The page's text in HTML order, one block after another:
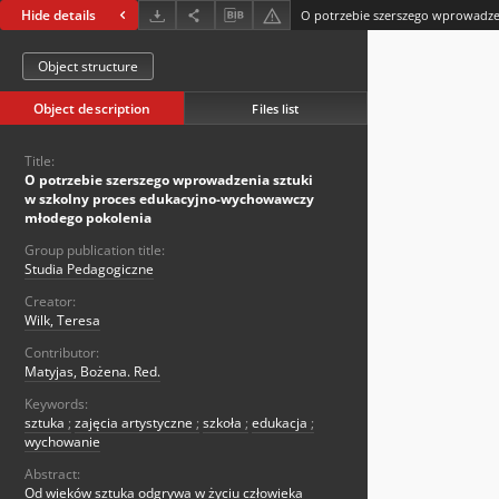
Hide details
Object structure
Object description Files list
Title:
O potrzebie szerszego wprowadzenia sztuki
w szkolny proces edukacyjno-wychowawczy
młodego pokolenia
Group publication title:
Studia Pedagogiczne
Creator:
Wilk, Teresa
Contributor:
Matyjas, Bożena. Red.
Keywords:
sztuka ; zajęcia artystyczne ; szkoła ; edukacja ;
wychowanie
Abstract:
Od wieków sztuka odgrywa w życiu człowieka